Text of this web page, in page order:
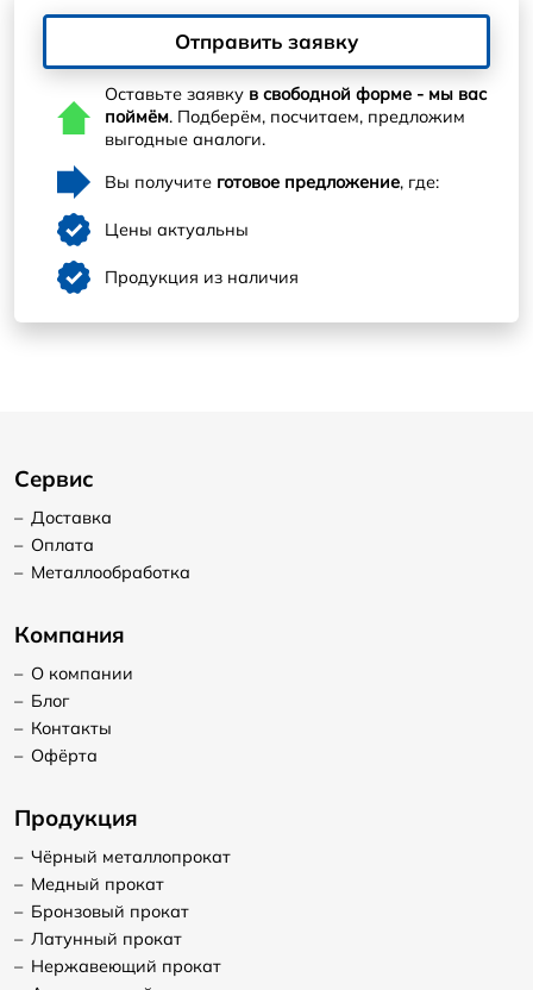
Отправить заявку
Оставьте заявку в свободной форме - мы вас
поймём. Подберём, посчитаем, предложим
выгодные аналоги.
Вы получите готовое предложение, где:
Цены актуальны
Продукция из наличия
Сервис
– Доставка
– Оплата
– Металлообработка
Компания
– О компании
– Блог
– Контакты
– Офёрта
Продукция
– Чёрный металлопрокат
– Медный прокат
– Бронзовый прокат
– Латунный прокат
– Нержавеющий прокат